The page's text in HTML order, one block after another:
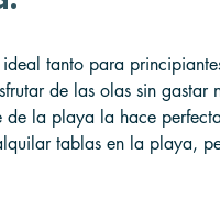
ideal tanto para
de las olas sin gastar
de la playa la hace
tablas en la playa,